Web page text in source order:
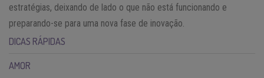
estratégias, deixando de lado o que não está funcionando e
preparando-se para uma nova fase de inovação.
DICAS RÁPIDAS
AMOR